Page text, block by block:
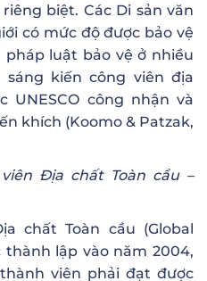
biệt. Các Di sản văn
có mức độ được bảo vệ
luật bảo vệ ở nhiều
kiến công viên địa
UNESCO công nhận và
khích (Koomo & Patzak,
Địa chất Toàn cầu –
chất Toàn cầu (Global
thành lập vào năm 2004,
viên phải đạt được